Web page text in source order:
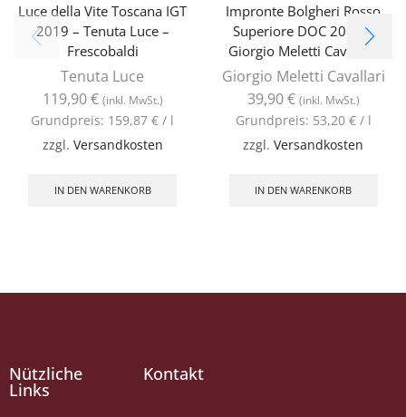
Luce della Vite Toscana IGT
2019 – Tenuta Luce –
Frescobaldi
Tenuta Luce
119,90€ (inkl. MwSt.)
Grundpreis: 159,87€ / l
zzgl. Versandkosten
IN DEN WARENKORB
Impronte Bolgheri Rosso
Superiore DOC 2019 –
Giorgio Meletti Cavallari
Giorgio Meletti Cavallari
39,90€ (inkl. MwSt.)
Grundpreis: 53,20 €/ l
zzgl.Versandkosten
IN DEN WARENKORB
Kontakt
Nützliche
Links